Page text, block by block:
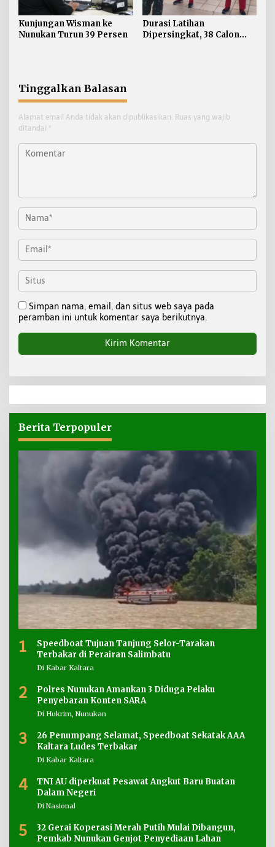
Kunjungan Wisman ke
Nunukan Turun 39 Persen
Durasi Latihan
Dipersingkat, 38 Calon
Tinggalkan Balasan
Alamat email Anda tidak akan dipublikasikan. Ruas yang wajib
ditandai *
Simpan nama, email, dan situs web saya pada
peramban ini untuk komentar saya berikutnya.
Berita Terpopuler
1
Speedboat Tujuan Tanjung Selor-Tarakan
Terbakar di Perairan Salimbatu
Di Kabar Kaltara
2
Polres Nunukan Amankan 3 Diduga Pelaku
Penyebaran Konten SARA
Di Hukrim, Nunukan
3
26 Penumpang Selamat, Speedboat Sekatak AAA
Kaltara Ludes Terbakar
Di Kabar Kaltara
4
TNI AU diperkuat Pesawat Angkut Baru Buatan
Dalam Negeri
Di Nasional
5
32 Gerai Koperasi Merah Putih Mulai Dibangun,
Pemkab Nunukan Genjot Penyediaan Lahan